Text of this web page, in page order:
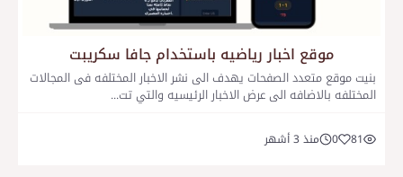
موقع اخبار رياضيه باستخدام جافا سكريبت
بنيت موقع متعدد الصفحات يهدف الى نشر الاخبار المختلفه فى المجالات
المختلفه بالاضافه الى عرض الاخبار الرئيسيه والتي تت...
81
0 منذ 3 أشهر